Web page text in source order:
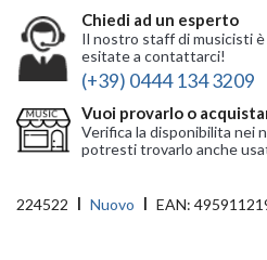
Chiedi ad un esperto
Il nostro staff di musicisti
esitate a contattarci!
(+39) 0444 134 3209
Vuoi provarlo o
Verifica la disponibilita nei
potresti trovarlo anche
224522 Nuovo EAN: